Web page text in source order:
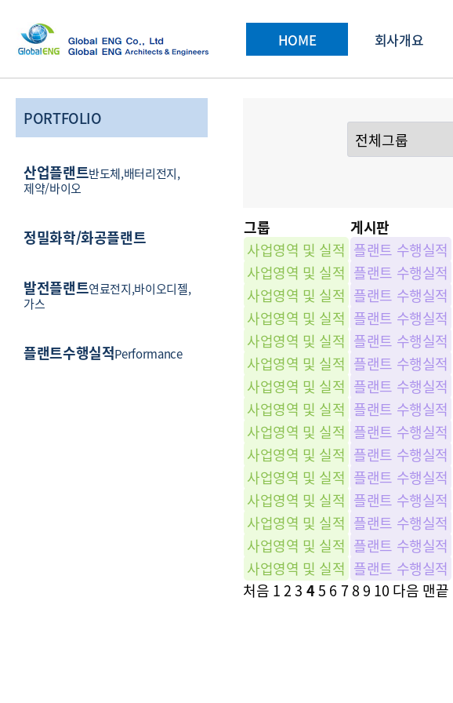
HOME 회사개요
PORTFOLIO
산업플랜트반도체,배터리전지,
제약/바이오
정밀화학/화공플랜트
발전플랜트연료전지,바이오디젤,
가스
플랜트수행실적Performance
그룹 게시판
사업영역 및 실적 플랜트 수행실적
사업영역 및 실적 플랜트 수행실적
사업영역 및 실적 플랜트 수행실적
사업영역 및 실적 플랜트 수행실적
사업영역 및 실적 플랜트 수행실적
사업영역 및 실적 플랜트 수행실적
사업영역 및 실적 플랜트 수행실적
사업영역 및 실적 플랜트 수행실적
사업영역 및 실적 플랜트 수행실적
사업영역 및 실적 플랜트 수행실적
사업영역 및 실적 플랜트 수행실적
사업영역 및 실적 플랜트 수행실적
사업영역 및 실적 플랜트 수행실적
사업영역 및 실적 플랜트 수행실적
사업영역 및 실적 플랜트 수행실적
처음 1 2 3 45 6789 10 다음 맨끝